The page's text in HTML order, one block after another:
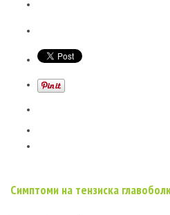
Симптоми на тензиска